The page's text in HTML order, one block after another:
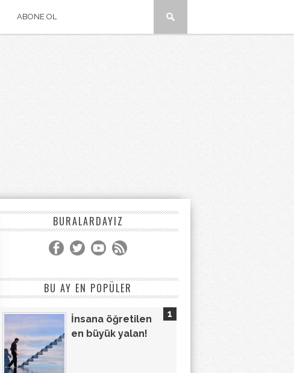
ABONE OL
BURALARDAYIZ
BU AY EN POPÜLER
İnsana öğretilen
en büyük yalan!